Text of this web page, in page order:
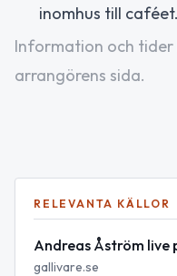
inomhus till caféet.
Information och tider
arrangörens sida.
RELEVANTA KÄLLOR
Andreas Åström live
gallivare.se